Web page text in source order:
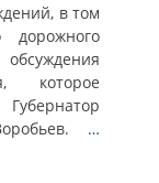
в том
дорожного
которое
…